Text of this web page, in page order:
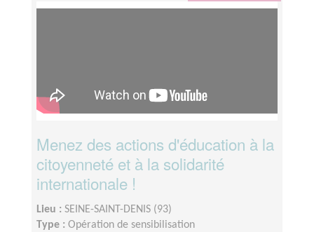
Menez des actions d'éducation à la
citoyenneté et à la solidarité
internationale !
Lieu : SEINE-SAINT-DENIS (93)
Type : Opération de sensibilisation